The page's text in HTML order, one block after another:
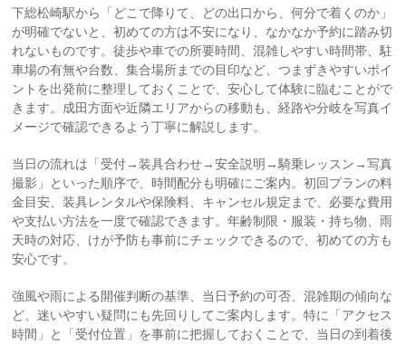
下総松崎駅から「どこで降りて、どの出口から、何分で着くのか」
が明確でないと、初めての方は不安になり、なかなか予約に踏み切
れないものです。徒歩や車での所要時間、混雑しやすい時間帯、駐
車場の有無や台数、集合場所までの目印など、つまずきやすいポイ
ントを出発前に整理しておくことで、安心して体験に臨むことがで
きます。成田方面や近隣エリアからの移動も、経路や分岐を写真イ
メージで確認できるよう丁寧に解説します。
当日の流れは「受付→装具合わせ→安全説明→騎乗レッスン→写真
撮影」といった順序で、時間配分も明確にご案内。初回プランの料
金目安、装具レンタルや保険料、キャンセル規定まで、必要な費用
や支払い方法を一度で確認できます。年齢制限・服装・持ち物、雨
天時の対応、けが予防も事前にチェックできるので、初めての方も
安心です。
強風や雨による開催判断の基準、当日予約の可否、混雑期の傾向な
ど、迷いやすい疑問にも先回りしてご案内します。特に「アクセス
時間」と「受付位置」を事前に把握しておくことで、当日の到着後